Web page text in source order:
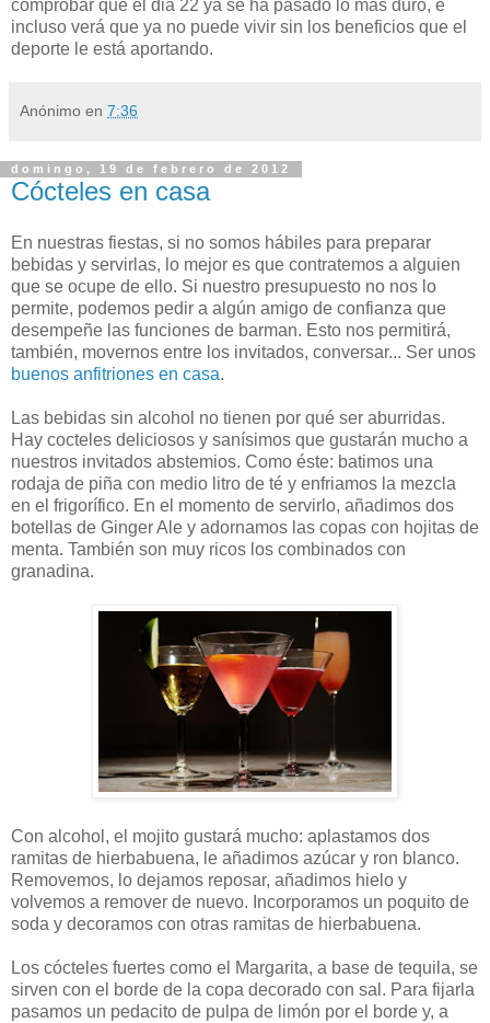
comprobar que el dia 22 ya se ha pasado lo más duro, e
incluso verá que ya no puede vivir sin los beneficios que el
deporte le está aportando.
Anónimo en 7:36
domingo, 19 de febrero de 2012
Cócteles en casa
En nuestras fiestas, si no somos hábiles para preparar
bebidas y servirlas, lo mejor es que contratemos a alguien
que se ocupe de ello. Si nuestro presupuesto no nos lo
permite, podemos pedir a algún amigo de confianza que
desempeñe las funciones de barman. Esto nos permitirá,
también, movernos entre los invitados, conversar... Ser unos
buenos anfitriones en casa.
Las bebidas sin alcohol no tienen por qué ser aburridas.
Hay cocteles deliciosos y sanísimos que gustarán mucho a
nuestros invitados abstemios. Como éste: batimos una
rodaja de piña con medio litro de té y enfriamos la mezcla
en el frigorífico. En el momento de servirlo, añadimos dos
botellas de Ginger Ale y adornamos las copas con hojitas de
menta. También son muy ricos los combinados con
granadina.
Con alcohol, el mojito gustará mucho: aplastamos dos
ramitas de hierbabuena, le añadimos azúcar y ron blanco.
Removemos, lo dejamos reposar, añadimos hielo y
volvemos a remover de nuevo. Incorporamos un poquito de
soda y decoramos con otras ramitas de hierbabuena.
Los cócteles fuertes como el Margarita, a base de tequila, se
sirven con el borde de la copa decorado con sal. Para fijarla
pasamos un pedacito de pulpa de limón por el borde y, a